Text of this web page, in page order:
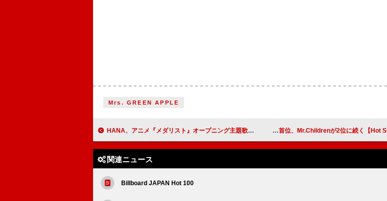
Mrs. GREEN APPLE
HANA、アニメ『メダリスト』オープニング主題歌「Cold Night」CDシングル発売開始
関連ニュース
Billboard JAPAN Hot 100